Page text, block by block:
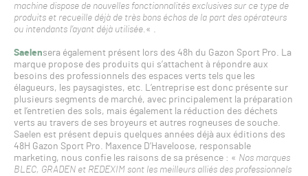
machine dispose de nouvelles fonctionnalités exclusives sur ce type de
produits et recueille déjà de très bons échos de la part des opérateurs
ou intendants l’ayant déjà utilisée. « .
Saelensera également présent lors des 48h du Gazon Sport Pro. La
marque propose des produits qui s’attachent à répondre aux
besoins des professionnels des espaces verts tels que les
élagueurs, les paysagistes, etc. L’entreprise est donc présente sur
plusieurs segments de marché, avec principalement la préparation
et l’entretien des sols, mais également la réduction des déchets
verts au travers de ses broyeurs et autres rogneuses de souche.
Saelen est présent depuis quelques années déjà aux éditions des
48H Gazon Sport Pro. Maxence D’Haveloose, responsable
marketing, nous confie les raisons de sa présence : « Nos marques
BLEC, GRADEN et REDEXIM sont les meilleurs alliés des professionnels